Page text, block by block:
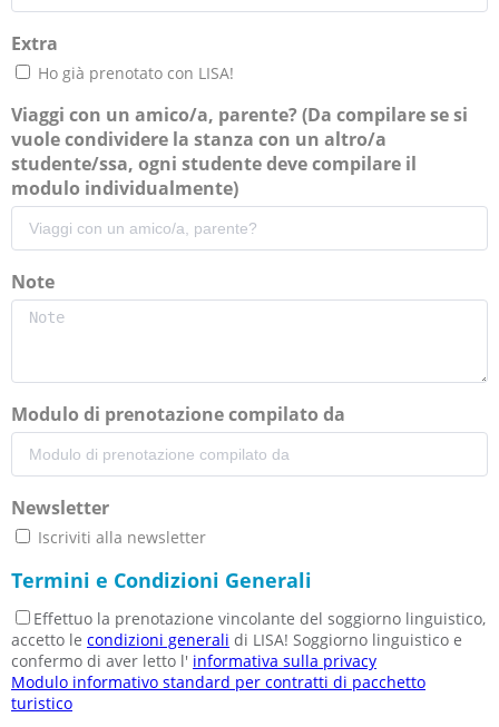
Extra
Ho già prenotato con LISA!
Viaggi con un amico/a, parente? (Da compilare se si
vuole condividere la stanza con un altro/a
studente/ssa, ogni studente deve compilare il
modulo individualmente)
Note
Modulo di prenotazione compilato da
Newsletter
Iscriviti alla newsletter
Termini e Condizioni Generali
Effettuo la prenotazione vincolante del soggiorno linguistico,
accetto le condizioni generali di LISA! Soggiorno linguistico e
confermo di aver letto l' informativa sulla privacy
Modulo informativo standard per contratti di pacchetto
turistico